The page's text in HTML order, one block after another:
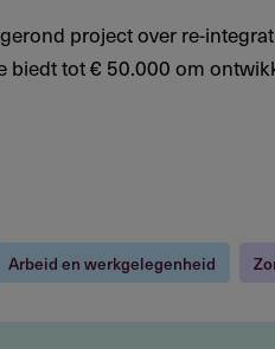
project over re-
biedt tot € 50.000 om
Arbeid en werkgelegenheid